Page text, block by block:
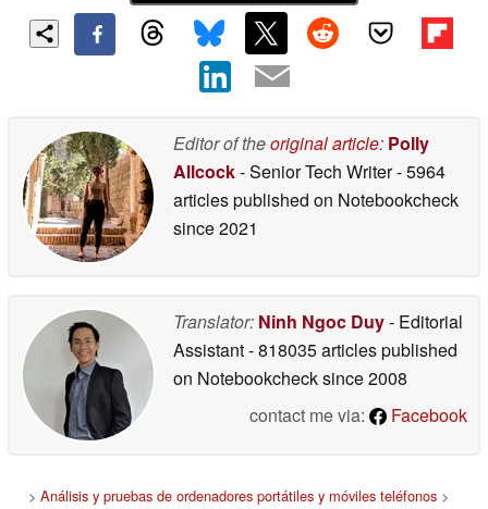
Editor of theoriginal article: Polly
Allcock- Senior Tech Writer- 5964
articles published on Notebookcheck
since 2021
Translator: Ninh Ngoc Duy- Editorial
Assistant- 818035 articles published
on Notebookchecksince 2008
contact me via:
Facebook
> Análisis y pruebas de ordenadores portátiles y móviles teléfonos >